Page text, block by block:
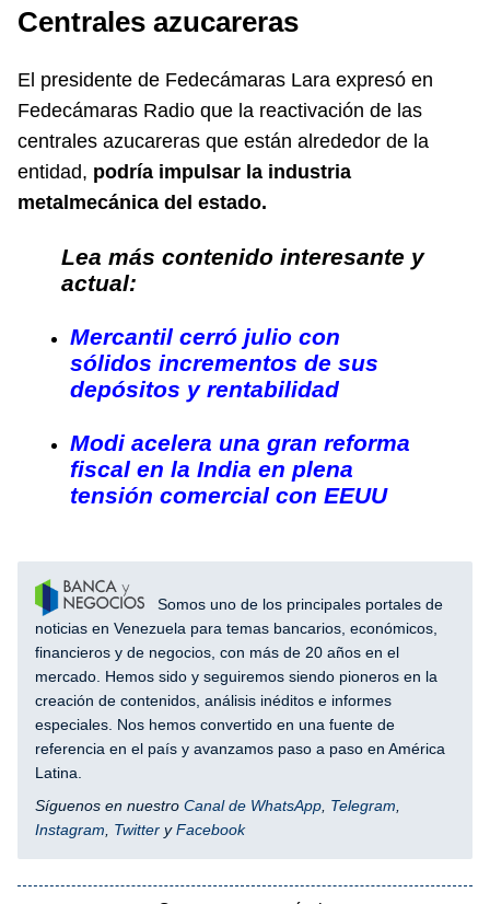
Centrales azucareras
El presidente de Fedecámaras Lara expresó en
Fedecámaras Radio que la reactivación de las
centrales azucareras que están alrededor de la
entidad, podría impulsar la industria
metalmecánica del estado.
Lea más contenido interesante y
actual:
Mercantil cerró julio con
sólidos incrementos de sus
depósitos y rentabilidad
Modi acelera una gran reforma
fiscal en la India en plena
tensión comercial con EEUU
Somos uno de los principales portales de
noticias en Venezuela para temas bancarios, económicos,
financieros y de negocios, con más de 20 años en el
mercado. Hemos sido y seguiremos siendo pioneros en la
creación de contenidos, análisis inéditos e informes
especiales. Nos hemos convertido en una fuente de
referencia en el país y avanzamos paso a paso en América
Latina.
Síguenos en nuestro Canal de WhatsApp Telegram
Instagram
Twitter yFacebook